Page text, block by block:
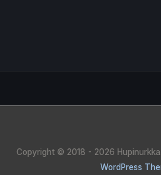
Copyright © 2018 - 2026
WordPress